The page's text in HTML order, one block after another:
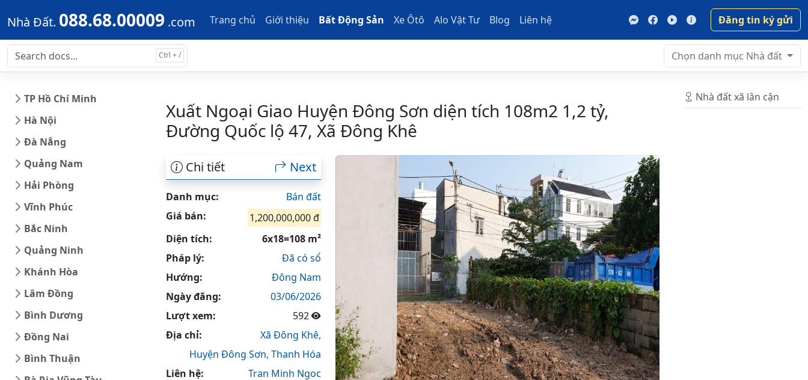
Skip to main content Skip to docs navigation
Nhà Đất. 088.68.00009 .com Trang chủ Giới thiệu Bất Động Sản Xe Ôtô Alo Vật Tư Blog Liên hệ Đăng tin ký gửi
Chọn danh mục Nhà đất
TP Hồ Chí Minh
Hà Nội
Đà Nẵng
Quảng Nam
Hải Phòng
Vĩnh Phúc
Bắc Ninh
Quảng Ninh
Khánh Hòa
Lâm Đồng
Bình Dương
Đồng Nai
Bình Thuận
Xuất Ngoại Giao Huyện Đông Sơn diện tích 108m2 1,2 tỷ,
Đường Quốc lộ 47, Xã Đông Khê
Chi tiết Next
Danh mục:
Bán đất
Giá bán:
1,200,000,000 đ
Diện tích:
6x18=108 m²
Pháp lý:
Đã có sổ
Hướng:
Đông Nam
Ngày đăng:
03/06/2026
Lượt xem:
592
Địa chỉ:
Xã Đông Khê,
Huyện Đông Sơn, Thanh Hóa
Liên hệ:
Tran Minh Ngoc
Nhà đất xã lân cận